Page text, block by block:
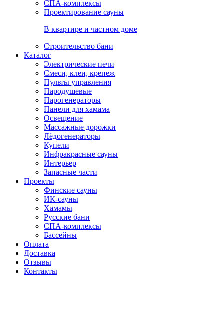
СПА-комплексы
Проектирование сауны
В квартире и частном доме
Строительство бани
Каталог
Электрические печи
Смеси, клеи, крепеж
Пульты управления
Пародушевые
Парогенераторы
Панели для хамама
Освещение
Массажные дорожки
Лёдогенераторы
Купели
Инфракрасные сауны
Интерьер
Запасные части
Проекты
Финские сауны
ИК-сауны
Хамамы
Русские бани
СПА-комплексы
Бассейны
Оплата
Доставка
Отзывы
Контакты